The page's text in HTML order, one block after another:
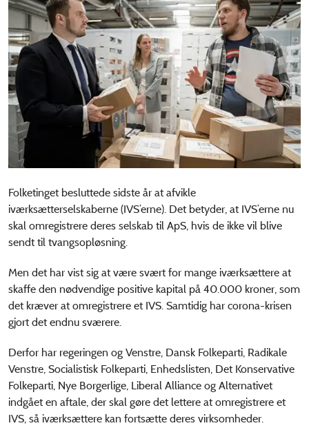
Folketinget besluttede sidste år at afvikle
iværksætterselskaberne (IVS’erne). Det betyder, at IVS’erne nu
skal omregistrere deres selskab til ApS, hvis de ikke vil blive
sendt til tvangsopløsning.
Men det har vist sig at være svært for mange iværksættere at
skaffe den nødvendige positive kapital på 40.000 kroner, som
det kræver at omregistrere et IVS. Samtidig har corona-krisen
gjort det endnu sværere.
Derfor har regeringen og Venstre, Dansk Folkeparti, Radikale
Venstre, Socialistisk Folkeparti, Enhedslisten, Det Konservative
Folkeparti, Nye Borgerlige, Liberal Alliance og Alternativet
indgået en aftale, der skal gøre det lettere at omregistrere et
IVS, så iværksættere kan fortsætte deres virksomheder.